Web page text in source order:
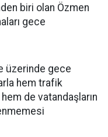
biri olan Özmen
gece
üzerinde gece
hem trafik
de vatandaşların